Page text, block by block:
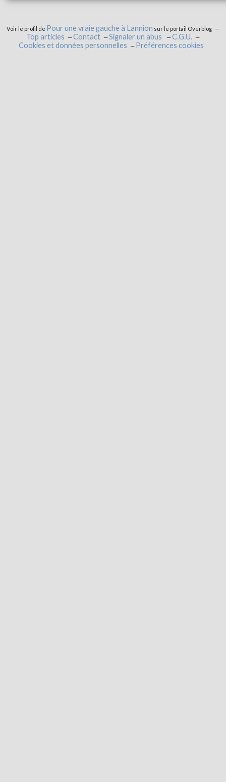
Voir le profil de Pour une vraie gauche à Lannion sur le portail Overblog
Top articles Contact Signaler un abus
C.G.U.
Cookies et données personnelles
Préférences cookies